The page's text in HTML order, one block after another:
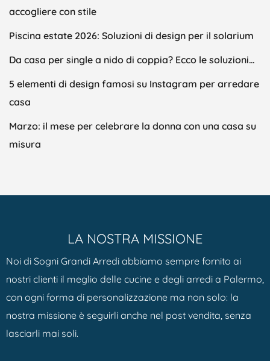
accogliere con stile
Piscina estate 2026: Soluzioni di design per il solarium
Da casa per single a nido di coppia? Ecco le soluzioni…
5 elementi di design famosi su Instagram per arredare
casa
Marzo: il mese per celebrare la donna con una casa su
misura
LA NOSTRA MISSIONE
Noi di Sogni Grandi Arredi abbiamo sempre fornito ai
nostri clienti il meglio delle cucine e degli arredi a Palermo,
con ogni forma di personalizzazione ma non solo: la
nostra missione è seguirli anche nel post vendita, senza
lasciarli mai soli.